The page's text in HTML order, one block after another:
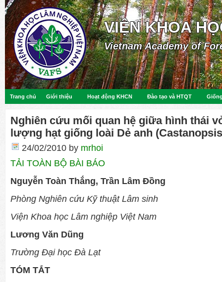
VIỆN KHOA
Vietnam Academy of
Trang chủ Giới thiệu Hoạt động KHCN Đào tạo và HTQT
Nghiên cứu mối quan hệ giữa hình thái
lượng hạt giống loài Dẻ anh
24/02/2010 by mrhoi
TẢI TOÀN BỘ BÀI BÁO
Nguyễn Toàn Thắng, Trần Lâm Đồng
Phòng Nghiên cứu Kỹ thuật Lâm sinh
Viện Khoa học Lâm nghiệp Việt Nam
Lương Văn Dũng
Trường Đại học Đà Lạt
TÓM TẮT